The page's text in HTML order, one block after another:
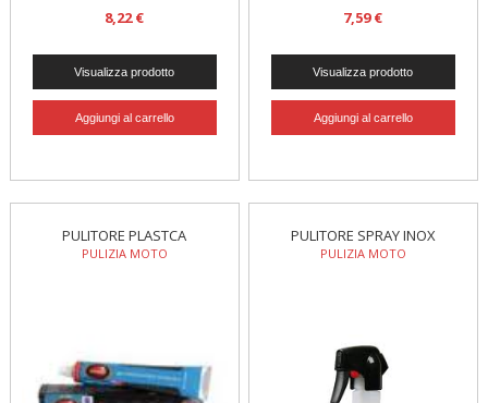
8,22 € 7,59 €
PULITORE PLASTCA
PULIZIA MOTO
PULITORE SPRAY INOX
PULIZIA MOTO